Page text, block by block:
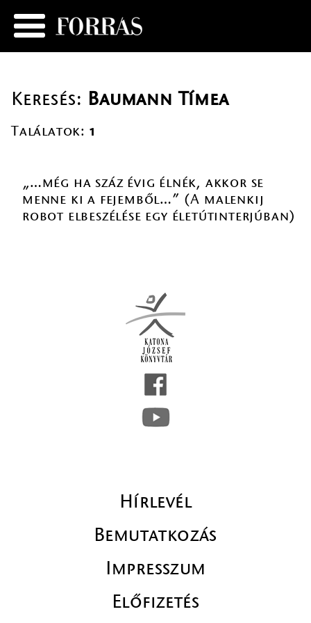
Keresés: Baumann Tímea
Találatok: 1
„…még ha száz évig élnék, akkor se
menne ki a fejemből…” (A malenkij
robot elbeszélése egy életútinterjúban)
Hírlevél
Bemutatkozás
Impresszum
Előfizetés